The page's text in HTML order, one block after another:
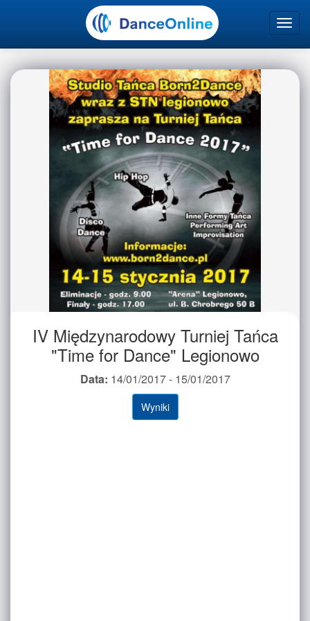
IV Międzynarodowy Turniej Tańca
"Time for Dance" Legionowo
Data: 14/01/2017 - 15/01/2017
Wyniki